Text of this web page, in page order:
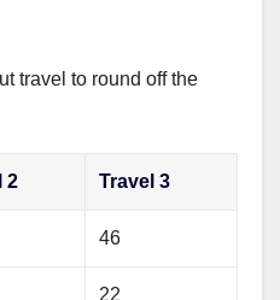
travel to round off the
2 Travel 3
46
22